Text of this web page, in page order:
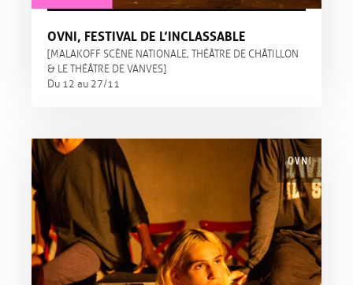
OVNI, FESTIVAL DE L’INCLASSABLE
[MALAKOFF SCÈNE NATIONALE, THÉÂTRE DE CHÂTILLON
& LE THÉÂTRE DE VANVES]
Du 12 au 27/11